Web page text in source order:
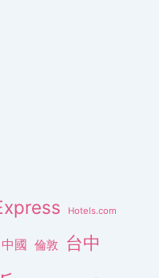
Hotels.com
中國 倫敦 台中